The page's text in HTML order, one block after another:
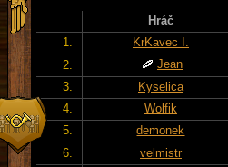
Hráč
1.
KrKavec I.
2.
Jean
3.
Kyselica
4.
Wolfik
5.
demonek
6.
velmistr